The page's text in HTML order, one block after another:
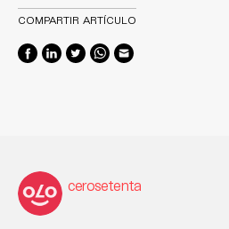
COMPARTIR ARTÍCULO
cerosetenta